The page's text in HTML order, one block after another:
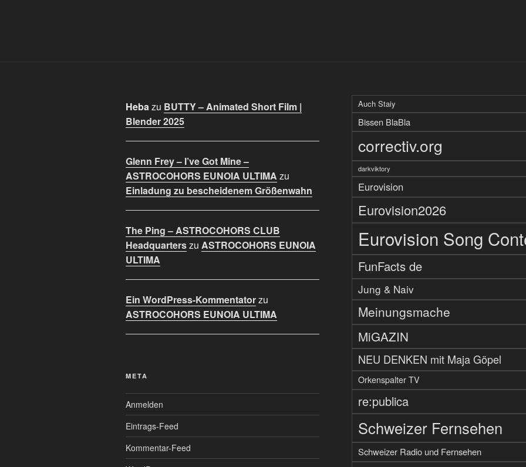
Hebazu BUTTY – Animated Short Film |
Blender 2025
Glenn Frey – I’ve Got Mine –
ASTROCOHORS EUNOIA ULTIMA zu
Einladung zu bescheidenem Größenwahn
The Ping – ASTROCOHORS CLUB
Headquarterszu ASTROCOHORS EUNOIA
ULTIMA
Ein WordPress-Kommentatorzu
ASTROCOHORS EUNOIA ULTIMA
META
Anmelden
Eintrags-Feed
Kommentar-Feed
Auch Staiy
Bissen BlaBla
correctiv.org
darkviktory
Eurovision
Eurovision2026
Eurovision Song
FunFacts de
Jung & Naiv
Meinungsmache
MiGAZIN
NEU DENKEN mit Maja Göpel
Orkenspalter TV
re:publica
Schweizer Fernsehen
Schweizer Radio und Fernsehen